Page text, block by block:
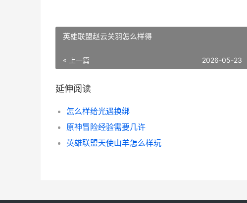
英雄联盟赵云关羽怎么样得
« 上一篇 2026-05-23
延伸阅读
怎么样给光遇换绑
原神冒险经验需要几许
英雄联盟天使山羊怎么样玩